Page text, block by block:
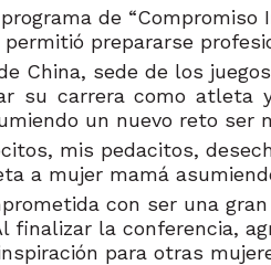
de
prepararse
China, sede de los
su carrera como
un nuevo reto ser
mis pedacitos,
a mujer mamá
con ser una
finalizar la conferencia,
para otras